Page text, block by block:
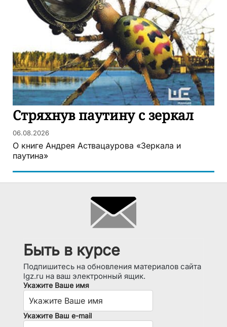
Стряхнув паутину с зеркал
06.08.2026
О книге Андрея Аствацаурова «Зеркала и
паутина»
Быть в курсе
Подпишитесь на обновления материалов сайта
lgz.ru на ваш электронный ящик.
Укажите Ваше имя
Укажите Ваш e-mail